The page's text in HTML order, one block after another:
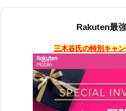
Rakuten最
三木谷氏の特別キャ